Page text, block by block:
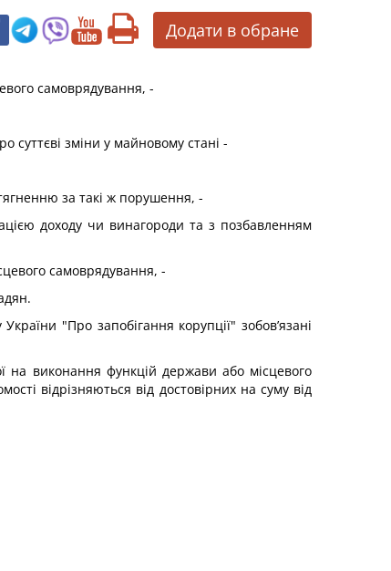
Додати в обране
самоврядування, -
суттєві зміни у майновому стані -
за такі ж порушення, -
доходу чи винагороди та з позбавленням
самоврядування, -
"Про запобігання корупції" зобов’язані
на виконання функцій держави або місцевого
відрізняються від достовірних на суму від